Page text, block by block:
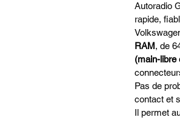
Autoradio
rapide,
RAM, de
(main-libre
Pas de
contact et
Il permet